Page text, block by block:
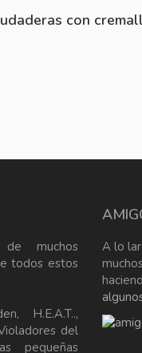
con
muchos
todos estos
H.E.A.T..,
del
pequeñas
A lo